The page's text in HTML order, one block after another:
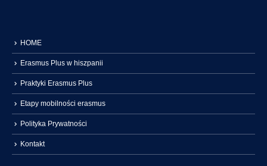
HOME
Erasmus Plus w hiszpanii
Praktyki Erasmus Plus
Etapy mobilności erasmus
Polityka Prywatności
Kontakt